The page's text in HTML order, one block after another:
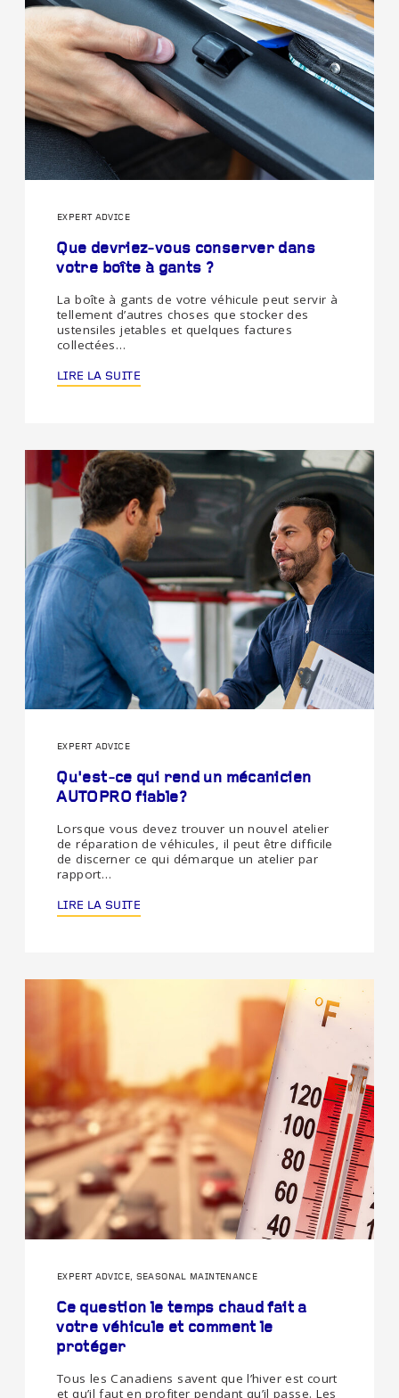
EXPERT ADVICE
Que devriez-vous conserver dans
votre boîte à gants ?
La boîte à gants de votre véhicule peut servir à
tellement d’autres choses que stocker des
ustensiles jetables et quelques factures
collectées…
LIRE LA SUITE
EXPERT ADVICE
Qu'est-ce qui rend un mécanicien
AUTOPRO fiable?
Lorsque vous devez trouver un nouvel atelier
de réparation de véhicules, il peut être difficile
de discerner ce qui démarque un atelier par
rapport…
LIRE LA SUITE
EXPERT ADVICE, SEASONAL MAINTENANCE
Ce question le temps chaud fait a
votre véhicule et comment le
protéger
Tous les Canadiens savent que l’hiver est court
et qu’il faut en profiter pendant qu’il passe. Les